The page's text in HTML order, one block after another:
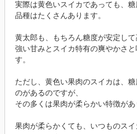
実際は黄色いスイカであっても、
品種はたくさんあります。
黄太郎も、もちろん糖度が安定して
強い甘みとスイカ特有の爽やかさ
す。
ただし、黄色い果肉のスイカは、
のがあるのですが、
その多くは果肉が柔らかい特徴があ
果肉が柔らかくても、いつものス